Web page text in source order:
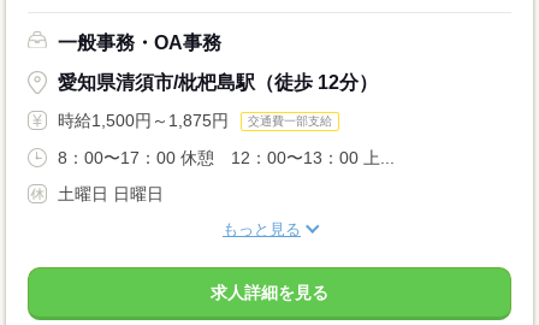
一般事務・OA事務
愛知県清須市/枇杷島駅（徒歩 12分）
時給1,500円～1,875円 交通費一部支給
8：00〜17：00 休憩 12：00〜13：00 上...
土曜日 日曜日
もっと見る
求人詳細を見る